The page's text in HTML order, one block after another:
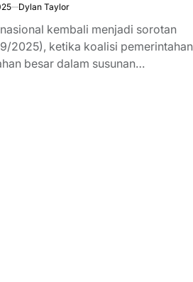
Dylan Taylor
kembali menjadi sorotan
2025), ketika koalisi pemerintahan
besar dalam susunan…